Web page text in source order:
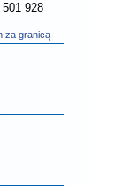
928
za granicą